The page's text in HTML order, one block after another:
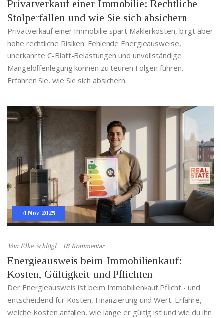
Privatverkauf einer Immobilie: Rechtliche
Stolperfallen und wie Sie sich absichern
Privatverkauf einer Immobilie spart Maklerkosten, birgt aber
hohe rechtliche Risiken: Fehlende Energieausweise,
unerkannte C-Blatt-Belastungen und unvollständige
Mängeloffenlegung können zu teuren Folgen führen.
Erfahren Sie, wie Sie sich absichern.
4 Nov 2025
Von Elke Schlögl 18 Kommentar
Energieausweis beim Immobilienkauf:
Kosten, Gültigkeit und Pflichten
Der Energieausweis ist beim Immobilienkauf Pflicht - und
entscheidend für Kosten, Finanzierung und Wert. Erfahre,
welche Kosten anfallen, wie lange er gültig ist und wie du ihn